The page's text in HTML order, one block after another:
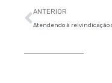
Anterior
ANTERIOR